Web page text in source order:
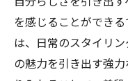
手間いらず
時短スタイ
誰でもでき
を感じることができ
は、日常のスタイリ
の魅力を引き出す強